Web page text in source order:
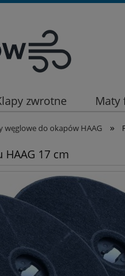
zwrotne Maty
węglowe do okapów HAAG »
17 cm